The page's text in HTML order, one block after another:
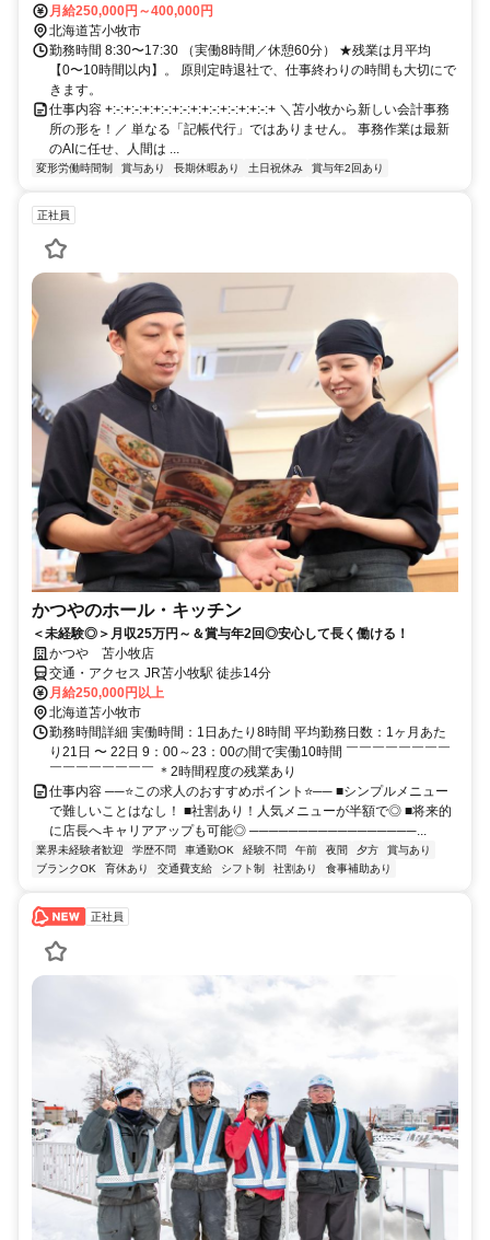
勤が便利です！
月給250,000円～400,000円
北海道苫小牧市
勤務時間 8:30〜17:30 （実働8時間／休憩60分） ★残業は月平均
【0〜10時間以内】。 原則定時退社で、仕事終わりの時間も大切にで
きます。
仕事内容 +:-:+:-:+:+:-:+:-:+:+:-:+:-:+:+:-:+ ＼苫小牧から新しい会計事務
所の形を！／ 単なる「記帳代行」ではありません。 事務作業は最新
のAIに任せ、人間は ...
変形労働時間制 賞与あり 長期休暇あり 土日祝休み 賞与年2回あり
正社員
かつやのホール・キッチン
＜未経験◎＞月収25万円～＆賞与年2回◎安心して長く働ける！
かつや 苫小牧店
交通・アクセス JR苫小牧駅 徒歩14分
月給250,000円以上
北海道苫小牧市
勤務時間詳細 実働時間：1日あたり8時間 平均勤務日数：1ヶ月あた
り21日 〜 22日 9：00～23：00の間で実働10時間 ￣￣￣￣￣￣￣￣
￣￣￣￣￣￣￣￣ ＊2時間程度の残業あり
仕事内容 ──⭐この求人のおすすめポイント⭐── ■シンプルメニュー
で難しいことはなし！ ■社割あり！人気メニューが半額で◎ ■将来的
に店長へキャリアアップも可能◎ ─────────────────...
業界未経験者歓迎 学歴不問 車通勤OK 経験不問 午前 夜間 夕方
賞与あり
ブランクOK
育休あり 交通費支給 シフト制 社割あり 食事補助あり
正社員